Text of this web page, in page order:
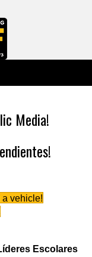
Media!
vehicle!
Escolares